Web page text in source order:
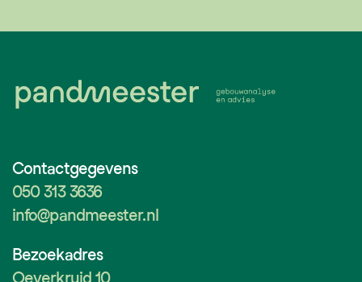
Contactgegevens
050 313 3636
info@pandmeester.nl
Bezoekadres
Oeverkruid 10